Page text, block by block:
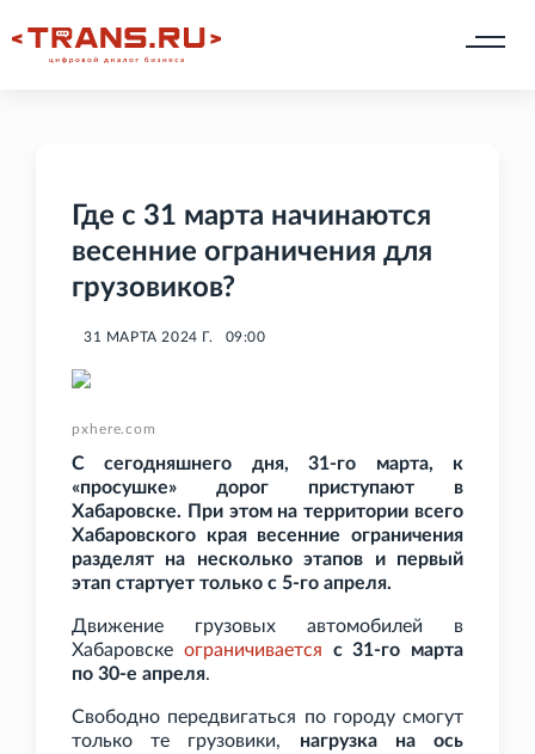
Где с 31 марта начинаются
весенние ограничения для
грузовиков?
31 МАРТА 2024 Г. 09:00
pxhere.com
С сегодняшнего дня, 31-го марта, к
«просушке» дорог приступают в
Хабаровске. При этом на территории всего
Хабаровского края весенние ограничения
разделят на несколько этапов и первый
этап стартует только с 5-го апреля.
Движение грузовых автомобилей в
Хабаровске ограничивается
с 31-го марта
по 30-е апреля.
Свободно передвигаться по городу смогут
только те грузовики, нагрузка на ось